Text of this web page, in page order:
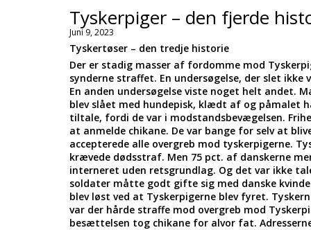
Tyskerpiger – den fjerde
Juni 9, 2023
Tyskertøser – den tredje historie
Der er stadig masser af fordomme mod
synderne straffet. En undersøgelse, der slet
En anden undersøgelse viste noget helt andet.
blev slået med hundepisk, klædt af og påmalet
tiltale, fordi de var i modstandsbevægelsen.
at anmelde chikane. De var bange for selv at
accepterede alle overgreb mod tyskerpigerne.
krævede dødsstraf. Men 75 pct. af danskerne
interneret uden retsgrundlag. Og det var ikke
soldater måtte godt gifte sig med danske
blev løst ved at Tyskerpigerne blev fyret.
var der hårde straffe mod overgreb mod
besættelsen tog chikane for alvor fat.